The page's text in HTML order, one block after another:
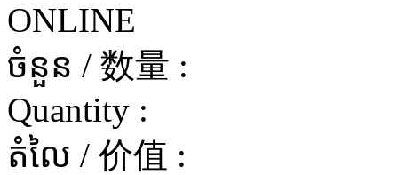
ONLINE
ចំនួន / 数量 :
Quantity :
តំលៃ / 价值 :